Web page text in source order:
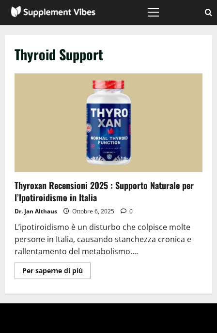
Menù
Thyroid Support
Thyroxan Recensioni 2025 : Supporto Naturale per
l’Ipotiroidismo in Italia
Dr. Jan Althaus Ottobre 6, 2025 0
L’ipotiroidismo è un disturbo che colpisce molte
persone in Italia, causando stanchezza cronica e
rallentamento del metabolismo....
Per saperne di piùUlteriori
informazioni
2025